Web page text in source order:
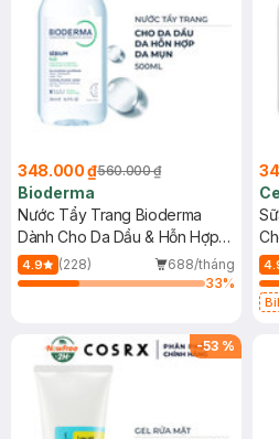
348.000 ₫560.000 ₫
Bioderma
Nước Tẩy Trang Bioderma
Dành Cho Da Dầu & Hỗn Hợp
500ml
4.9 (228)
688/tháng
33%
-53 %